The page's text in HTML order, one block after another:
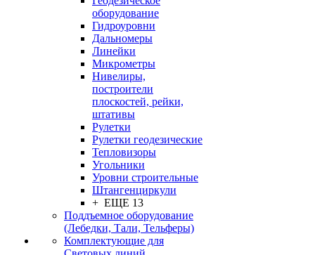
оборудование
Гидроуровни
Дальномеры
Линейки
Микрометры
Нивелиры,
построители
плоскостей, рейки,
штативы
Рулетки
Рулетки геодезические
Тепловизоры
Угольники
Уровни строительные
Штангенциркули
+ ЕЩЕ 13
Поддъемное оборудование
(Лебедки, Тали, Тельферы)
Комплектующие для